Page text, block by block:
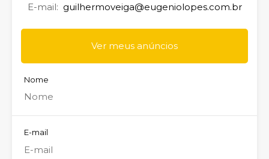
E-mail: guilhermoveiga@eugeniolopes.com.br
Ver meus anúncios
Nome
E-mail